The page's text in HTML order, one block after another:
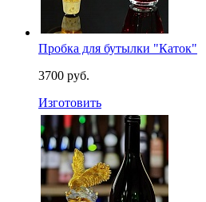
Пробка для бутылки "Каток"
3700 руб.
Изготовить